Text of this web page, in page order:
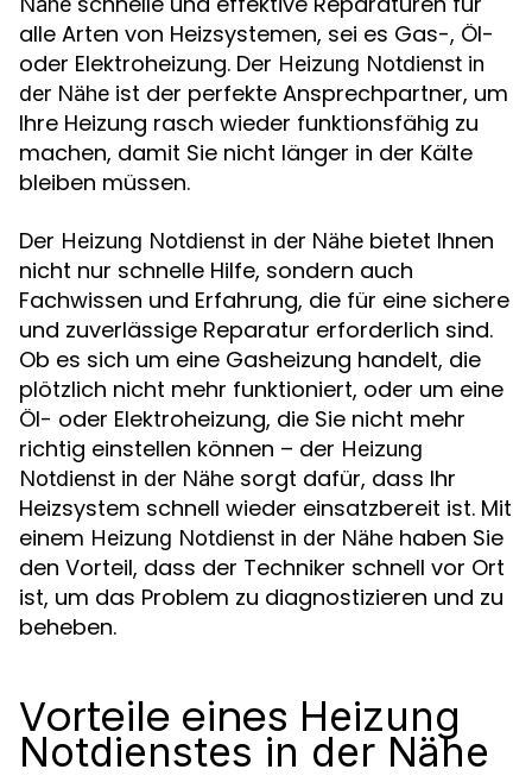
alle Arten von Heizsystemen, sei es Gas-, Öl-
oder Elektroheizung. Der Heizung Notdienst in
der Nähe ist der perfekte Ansprechpartner, um
Ihre Heizung rasch wieder funktionsfähig zu
machen, damit Sie nicht länger in der Kälte
bleiben müssen.
Der Heizung Notdienst in der Nähe bietet Ihnen
nicht nur schnelle Hilfe, sondern auch
Fachwissen und Erfahrung, die für eine sichere
und zuverlässige Reparatur erforderlich sind.
Ob es sich um eine Gasheizung handelt, die
plötzlich nicht mehr funktioniert, oder um eine
Öl- oder Elektroheizung, die Sie nicht mehr
richtig einstellen können – der Heizung
Notdienst in der Nähe sorgt dafür, dass Ihr
Heizsystem schnell wieder einsatzbereit ist. Mit
einem Heizung Notdienst in der Nähe haben Sie
den Vorteil, dass der Techniker schnell vor Ort
ist, um das Problem zu diagnostizieren und zu
beheben.
Vorteile eines Heizung
Notdienstes in der Nähe